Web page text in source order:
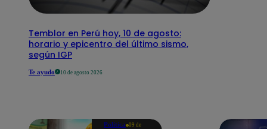
Temblor en Perú hoy, 10 de agosto:
horario y epicentro del último sismo,
según IGP
Te ayudo 10 de agosto 2026
Política 09 de